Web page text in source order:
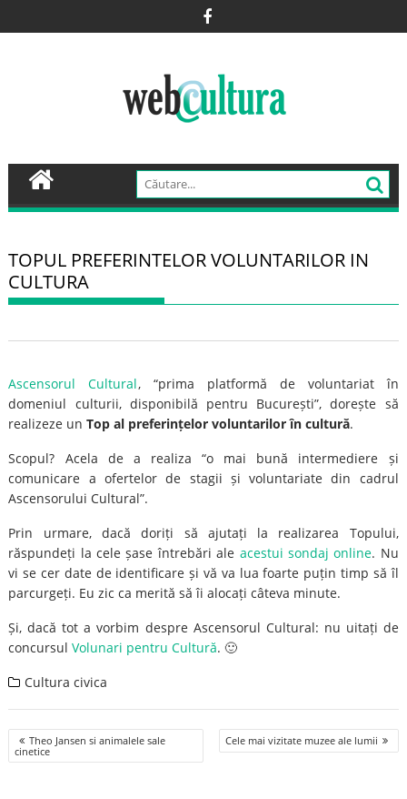
to
TOPUL PREFERINTELOR VOLUNTARILOR IN
CULTURA
Ascensorul Cultural, “prima platformă de voluntariat în
domeniul culturii, disponibilă pentru București”, dorește să
realizeze unTop al preferințelor voluntarilor în cultură.
Scopul? Acela de a realiza “o mai bună intermediere și
comunicare a ofertelor de stagii și voluntariate din cadrul
Ascensorului Cultural”.
Prin urmare, dacă doriți să ajutați la realizarea Topului,
răspundeți la cele șase întrebări ale acestui sondaj online. Nu
vi se cer date de identificare și vă va lua foarte puțin timp să îl
parcurgeți. Eu zic ca merită să îi alocați câteva minute.
Și, dacă tot a vorbim despre Ascensorul Cultural: nu uitați de
concursulVolunari pentru Cultură. 🙂
Cultura civica
Post
navigation
Theo Jansen si animalele sale
cinetice
Cele mai vizitate muzee ale lumii